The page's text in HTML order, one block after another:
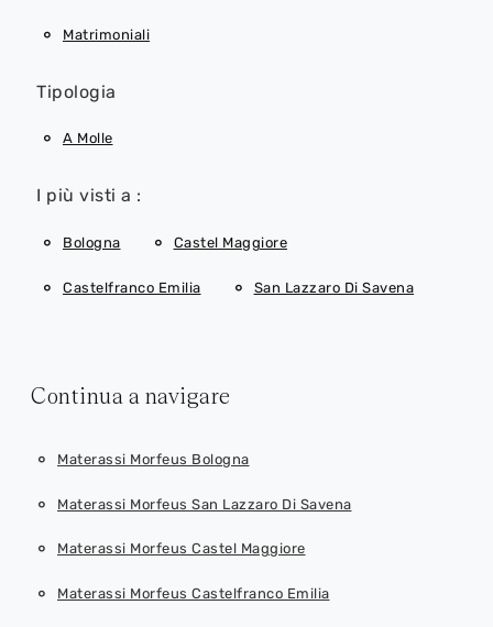
Matrimoniali
Tipologia
A Molle
I più visti a :
Bologna Castel Maggiore
Castelfranco Emilia San Lazzaro Di Savena
Continua a navigare
Materassi Morfeus Bologna
Materassi Morfeus San Lazzaro Di Savena
Materassi Morfeus Castel Maggiore
Materassi Morfeus Castelfranco Emilia